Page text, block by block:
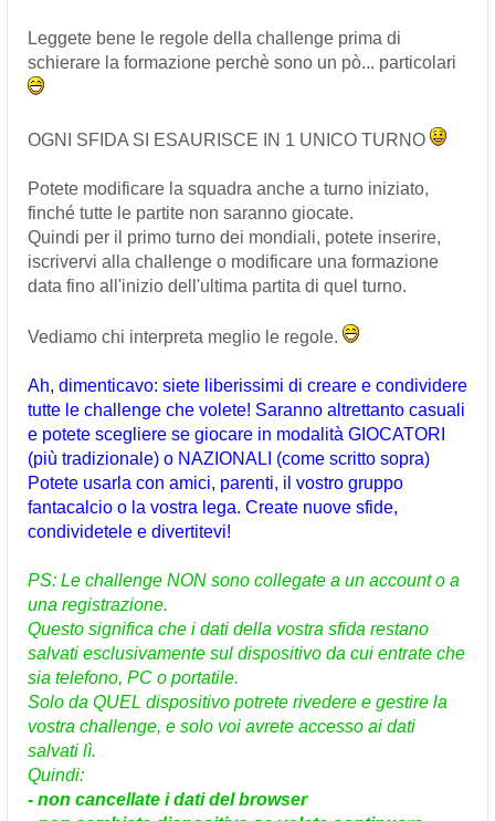
Leggete bene le regole della challenge prima di
schierare la formazione perchè sono un pò... particolari
OGNI SFIDA SI ESAURISCE IN 1 UNICO TURNO
Potete modificare la squadra anche a turno iniziato,
finché tutte le partite non saranno giocate.
Quindi per il primo turno dei mondiali, potete inserire,
iscrivervi alla challenge o modificare una formazione
data fino all'inizio dell'ultima partita di quel turno.
Vediamo chi interpreta meglio le regole.
Ah, dimenticavo: siete liberissimi di creare e condividere
tutte le challenge che volete! Saranno altrettanto casuali
e potete scegliere se giocare in modalità GIOCATORI
(più tradizionale) o NAZIONALI (come scritto sopra)
Potete usarla con amici, parenti, il vostro gruppo
fantacalcio o la vostra lega. Create nuove sfide,
condividetele e divertitevi!
PS: Le challenge NON sono collegate a un account o a
una registrazione.
Questo significa che i dati della vostra sfida restano
salvati esclusivamente sul dispositivo da cui entrate che
sia telefono, PC o portatile.
Solo da QUEL dispositivo potrete rivedere e gestire la
vostra challenge, e solo voi avrete accesso ai dati
salvati lì.
Quindi:
- non cancellate i dati del browser